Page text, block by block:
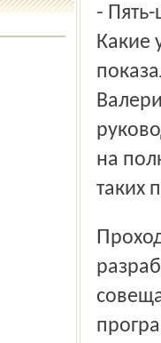
- Пять-шесть лет назад многие посмеивались над этим.
Какие
на
таких
Проходит год, и губернатор, узнав, что такая программа